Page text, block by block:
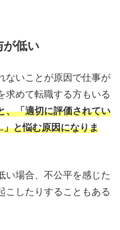
が低い
ないことが原因で仕事が
求めて転職する方もいる
、「適切に評価されてい
と悩む原因になりま
い場合、不公平を感じた
こしたりすることもある